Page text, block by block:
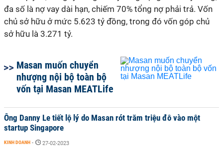
đa số là nợ vay dài hạn, chiếm 70% tổng nợ phải trả. Vốn
chủ sở hữu ở mức 5.623 tỷ đồng, trong đó vốn góp chủ
sở hữu là 3.271 tỷ.
Masan muốn chuyển
nhượng nội bộ toàn bộ
vốn tại Masan MEATLife
Ông Danny Le tiết lộ lý do Masan rót trăm triệu đô vào một
startup Singapore
KINH DOANH - 27-02-2023